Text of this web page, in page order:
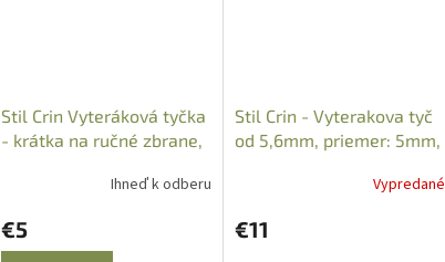
Stil Crin Vyteráková tyčka
- krátka na ručné zbrane,
Ihneď k odberu
€5
Stil Crin - Vyterakova tyč
od 5,6mm, priemer: 5mm,
Vypredané
€11